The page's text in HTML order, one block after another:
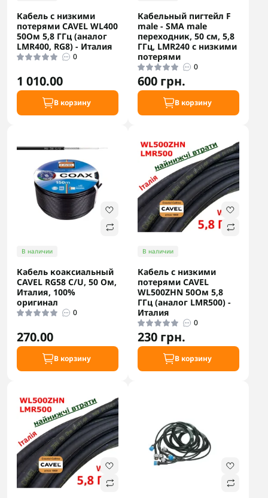
Кабель с низкими
потерями CAVEL WL400
50Ом 5,8 ГГц (аналог
LMR400, RG8) - Италия
0
1 010.00
В корзину
Кабельный пигтейл F
male - SMA male
переходник, 50 см, 5,8
ГГц, LMR240 с низкими
потерями
0
600 грн.
В корзину
В наличии
Кабель коаксиальный
CAVEL RG58 C/U, 50 Ом,
Италия, 100%
оригинал
0
270.00
В корзину
В наличии
Кабель с низкими
потерями CAVEL
WL500ZHN 50Ом 5,8
ГГц (аналог LMR500) -
Италия
0
230 грн.
В корзину